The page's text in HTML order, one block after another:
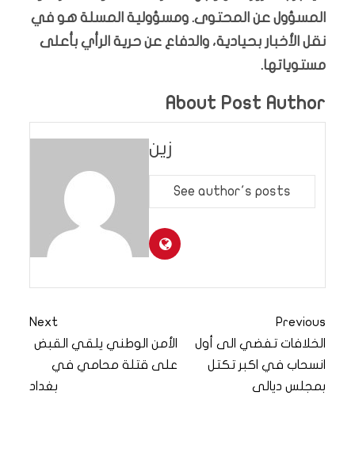
المسؤول عن المحتوى. ومسؤولية المسلة هو في
نقل الأخبار بحيادية، والدفاع عن حرية الرأي بأعلى
مستوياتها.
About Post Author
زين
See author's posts
Previous
الخلافات تفضي الى أول
انسحاب في اكبر تكتل
بمجلس ديالى
Next
الأمن الوطني يلقي القبض
على قتلة محامي في
بغداد